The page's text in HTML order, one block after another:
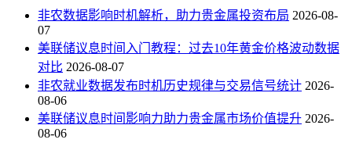
非农数据影响时机解析，助力贵金属投资布局 2026-08-
07
美联储议息时间入门教程：过去10年黄金价格波动数据
对比 2026-08-07
非农就业数据发布时机历史规律与交易信号统计 2026-
08-06
美联储议息时间影响力助力贵金属市场价值提升 2026-
08-06